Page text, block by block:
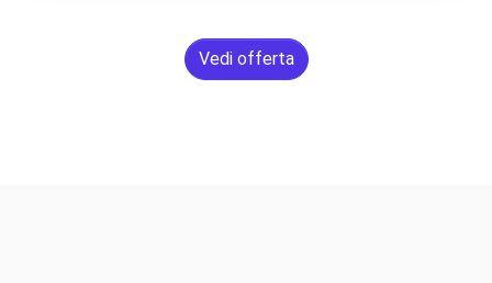
Vedi offerta